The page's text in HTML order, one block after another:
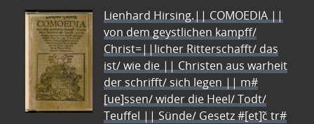
Lienhard Hirsing.|| COMOEDIA ||
von dem geystlichen kampff/
Christ=||licher Ritterschafft/ das
ist/ wie die || Christen aus warheit
der schrifft/ sich legen || m#
[ue]ssen/ wider die Heel/ Todt/
Teuffel || Sünde/ Gesetz #[et]c̃ tr#